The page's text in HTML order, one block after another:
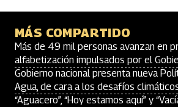
MÁS COMPARTIDO
Más de 49 mil personas avanzan en
alfabetización impulsados por el
Gobierno nacional presenta nueva
Agua, de cara a los desafíos
“Aguacero”, “Hoy estamos aquí” y